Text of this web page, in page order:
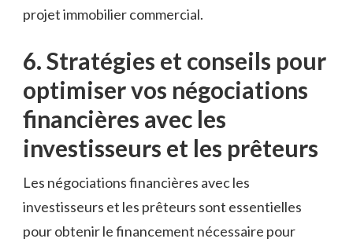
projet immobilier commercial.
6. ​Stratégies et conseils pour
optimiser vos‍ négociations
financières avec les
investisseurs et⁢ les prêteurs
Les négociations financières ⁣avec ​les
investisseurs et ⁢les prêteurs sont essentielles
‍pour obtenir le financement⁣ nécessaire ⁢pour